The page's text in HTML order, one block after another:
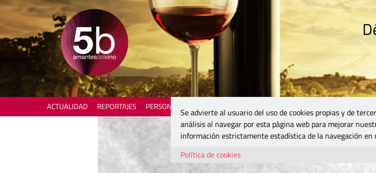
ACTUALIDAD REPORTAJES PERSONAJES
Se advierte al usuario del uso de cookies propias y de
análisis al navegar por esta página web para mejorar
información estrictamente estadística de la navegación
Política de cookies